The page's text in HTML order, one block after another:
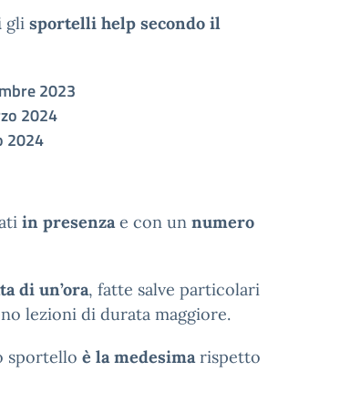
gli sportelli help secondo il
2023
2024
2024
in presenzae con un numero
di un’ora, fatte salve particolari
lezioni di durata maggiore.
sportello è lamedesimarispetto